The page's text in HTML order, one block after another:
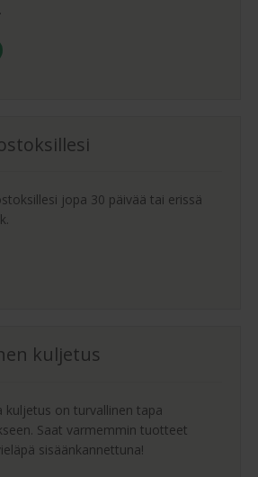
jopa 30 päivää tai erissä
kuljetus
kuljetus on turvallinen tapa
Saat varmemmin tuotteet
sisäänkannettuna!